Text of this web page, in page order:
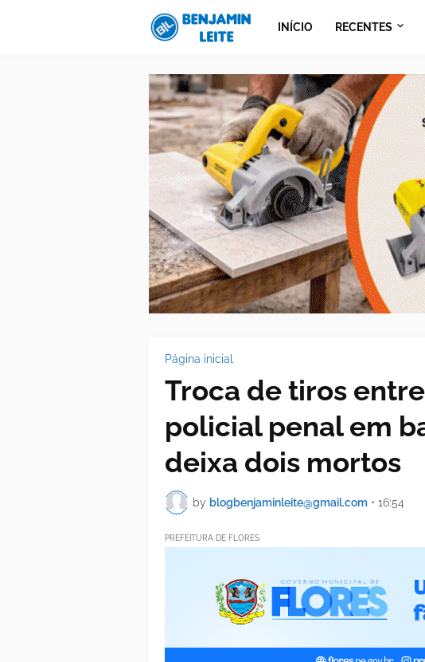
INÍCIO RECENTES
Página inicial
Troca de tiros
policial penal em
deixa dois mortos
by blogbenjaminleite@gmail.com • 16:54
PREFEITURA DE FLORES